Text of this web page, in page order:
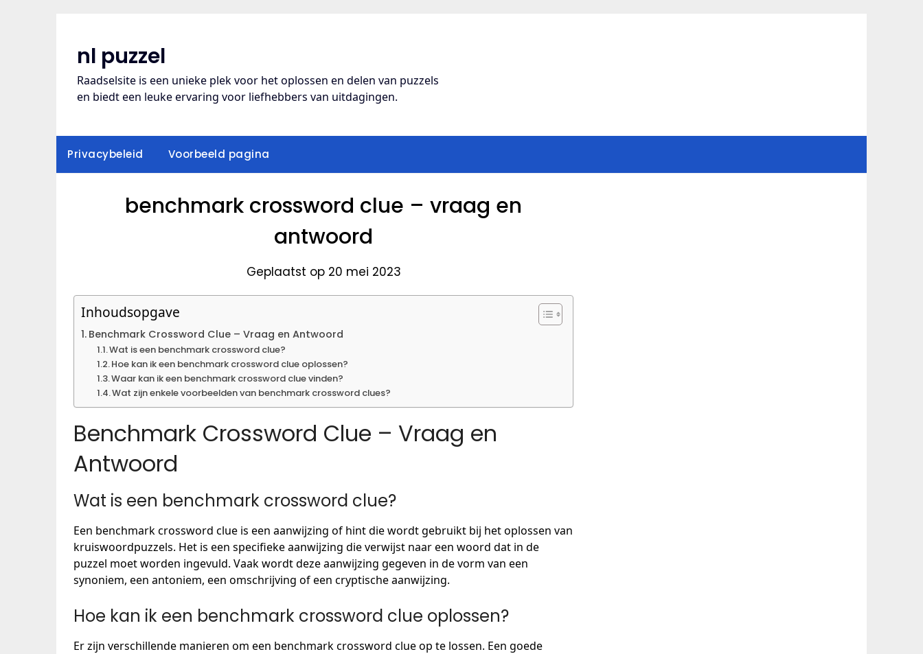
nl puzzel
Raadselsite is een unieke plek voor het oplossen en delen van puzzels
en biedt een leuke ervaring voor liefhebbers van uitdagingen.
Privacybeleid Voorbeeld pagina
benchmark crossword clue – vraag en
antwoord
Geplaatst op 20 mei 2023
Inhoudsopgave
Benchmark Crossword Clue – Vraag en Antwoord
Wat is een benchmark crossword clue?
Hoe kan ik een benchmark crossword clue oplossen?
Waar kan ik een benchmark crossword clue vinden?
Wat zijn enkele voorbeelden van benchmark crossword clues?
Benchmark Crossword Clue – Vraag en
Antwoord
Wat is een benchmark crossword clue?
Een benchmark crossword clue is een aanwijzing of hint die wordt gebruikt bij het oplossen van
kruiswoordpuzzels. Het is een specifieke aanwijzing die verwijst naar een woord dat in de
puzzel moet worden ingevuld. Vaak wordt deze aanwijzing gegeven in de vorm van een
synoniem, een antoniem, een omschrijving of een cryptische aanwijzing.
Hoe kan ik een benchmark crossword clue oplossen?
Er zijn verschillende manieren om een benchmark crossword clue op te lossen. Een goede